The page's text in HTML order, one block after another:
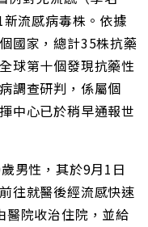
網
址
流感病毒株。依據
國家，總計35株抗藥
球第十個發現抗藥性
調查研判，係屬個
中心已於稍早通報世
男性，其於9月1日
往就醫後經流感快速
醫院收治住院，並給